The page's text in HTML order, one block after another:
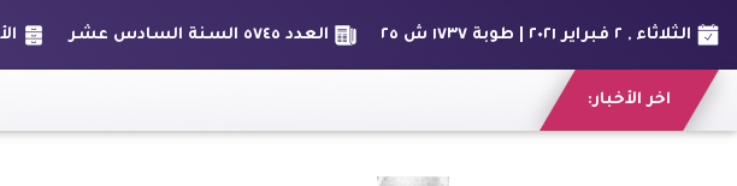
الثلاثاء , ٢ فبراير ٢٠٢١ | طوبة ١٧٣٧ ش ٢٥ العدد ٥٧٤٥ السنة السادس عشر
اخر الأخبار: